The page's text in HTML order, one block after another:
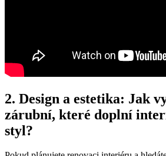
2. Design a estetika: Jak
zárubní, které doplní
styl?